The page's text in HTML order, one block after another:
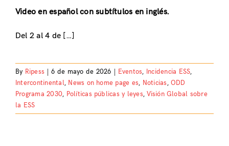
Video en español con subtítulos en inglés.
Del 2 al 4 de […]
By Ripess 6 de mayo de 2026 Eventos, Incidencia ESS,
Intercontinental, News on home page es, Noticias,ODD
Programa 2030, Políticas públicas y leyes,Visión Global sobre
la ESS